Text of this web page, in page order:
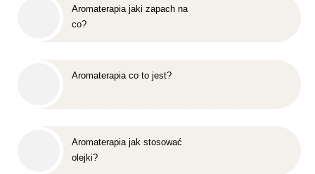
Aromaterapia jaki zapach na
co?
Aromaterapia co to jest?
Aromaterapia jak stosować
olejki?